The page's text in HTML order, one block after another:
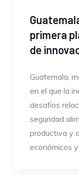
primera
de
Guatemala,
en el que la
desafíos
seguridad
productiva y
económicos